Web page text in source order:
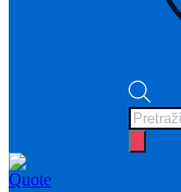
search